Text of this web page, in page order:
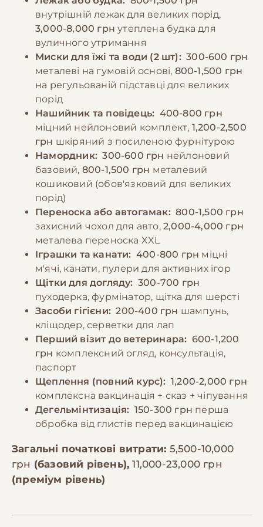
слід уникати перегріву та забезпечити
доступ до свіжої води.
🎁 −10% на зоотовари
За промокодом E-PET
день фіксованими порціями. Необхідно
уникати перегодовування, оскільки
ожиріння може призвести до проблем із
суглобами. Важливо забезпечити постійний
доступ до свіжої води та не давати їжу
безпосередньо до і після фізичних
навантажень.
🎁 −10% на зоотовари
За промокодом E-PET
внутрішній лежак для великих порід,
3,000-8,000 грн утеплена будка для
вуличного утримання
Миски для їжі та води (2 шт): 300-600 грн
металеві на гумовій основі, 800-1,500 грн
на регульованій підставці для великих
порід
Нашийник та повідець: 400-800 грн
міцний нейлоновий комплект, 1,200-2,500
грн шкіряний з посиленою фурнітурою
Намордник: 300-600 грн нейлоновий
базовий, 800-1,500 грн металевий
кошиковий (обов'язковий для великих
порід)
Переноска або автогамак: 800-1,500 грн
захисний чохол для авто, 2,000-4,000 грн
металева переноска XXL
Іграшки та канати: 400-800 грн міцні
м'ячі, канати, пулери для активних ігор
Щітки для догляду: 300-700 грн
пуходерка, фурмінатор, щітка для шерсті
Засоби гігієни: 200-400 грн шампунь,
кліщодер, серветки для лап
Перший візит до ветеринара: 600-1,200
грн комплексний огляд, консультація,
паспорт
Щеплення (повний курс): 1,200-2,000 грн
комплексна вакцинація + сказ + чіпування
Дегельмінтизація: 150-300 грн перша
обробка від глистів перед вакцинацією
Загальні початкові витрати: 5,500-10,000
грн (базовий рівень),11,000-23,000 грн
(преміум рівень)